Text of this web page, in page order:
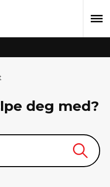
deg med?